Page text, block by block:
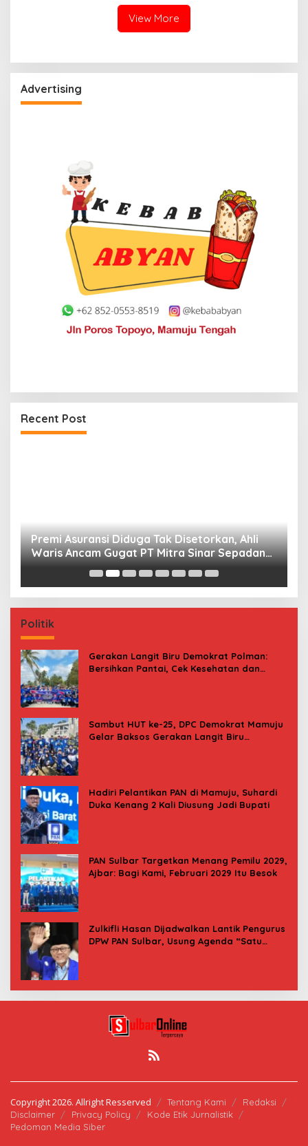
View More
Advertising
Recent Post
Premi Asuransi Diduga Tak Disetorkan, Ahli
Waris Ancam Gugat PT Mitra Sinar Sepadan
Finance ke PN Mamuju
Politik
Gerakan Langit Biru Demokrat Polman:
Bersihkan Pantai, Cek Kesehatan dan
Sambut HUT ke-25, DPC Demokrat Mamuju
Gelar Baksos Gerakan Langit Biru
Hadiri Pelantikan PAN di Mamuju, Suhardi
Duka Kenang 2 Kali Diusung Jadi Bupati
PAN Sulbar Targetkan Menang Pemilu 2029,
Ajbar: Bagi Kami, Februari 2029 Itu Besok
Zulkifli Hasan Dijadwalkan Lantik Pengurus
DPW PAN Sulbar, Usung Agenda “Satu
Copyright 2026. Allright Resserved Tentang Kami
Redaksi
Disclaimer
Privacy Policy
Kode Etik Jurnalistik
Pedoman Media Siber